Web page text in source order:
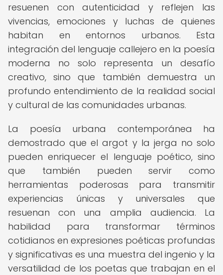
resuenen con autenticidad y reflejen las
vivencias, emociones y luchas de quienes
habitan en entornos urbanos. Esta
integración del lenguaje callejero en la poesía
moderna no solo representa un desafío
creativo, sino que también demuestra un
profundo entendimiento de la realidad social
y cultural de las comunidades urbanas.
La poesía urbana contemporánea ha
demostrado que el argot y la jerga no solo
pueden enriquecer el lenguaje poético, sino
que también pueden servir como
herramientas poderosas para transmitir
experiencias únicas y universales que
resuenan con una amplia audiencia. La
habilidad para transformar términos
cotidianos en expresiones poéticas profundas
y significativas es una muestra del ingenio y la
versatilidad de los poetas que trabajan en el